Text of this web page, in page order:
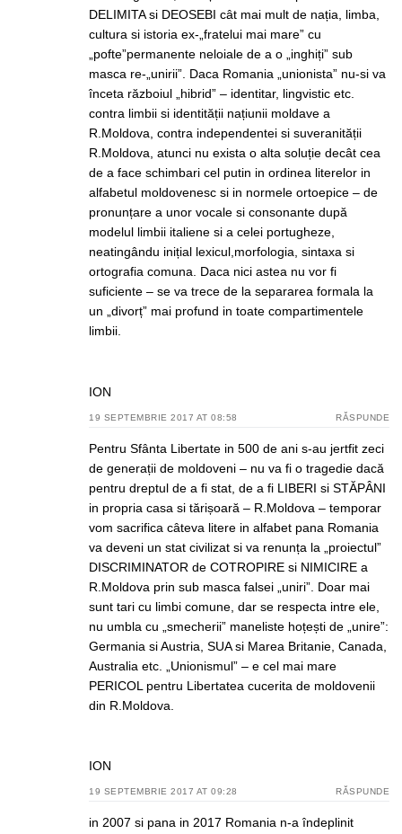
DELIMITA si DEOSEBI cât mai mult de nația, limba,
cultura si istoria ex-„fratelui mai mare” cu
„pofte”permanente neloiale de a o „inghiți” sub
masca re-„unirii”. Daca Romania „unionista” nu-si va
înceta războiul „hibrid” – identitar, lingvistic etc.
contra limbii si identității națiunii moldave a
R.Moldova, contra independentei si suveranității
R.Moldova, atunci nu exista o alta soluție decât cea
de a face schimbari cel putin in ordinea literelor in
alfabetul moldovenesc si in normele ortoepice – de
pronunțare a unor vocale si consonante după
modelul limbii italiene si a celei portugheze,
neatingându inițial lexicul,morfologia, sintaxa si
ortografia comuna. Daca nici astea nu vor fi
suficiente – se va trece de la separarea formala la
un „divorț” mai profund in toate compartimentele
limbii.
ION
19 SEPTEMBRIE 2017 AT 08:58 RĂSPUNDE
Pentru Sfânta Libertate in 500 de ani s-au jertfit zeci
de generații de moldoveni – nu va fi o tragedie dacă
pentru dreptul de a fi stat, de a fi LIBERI si STĂPÂNI
in propria casa si tărișoară – R.Moldova – temporar
vom sacrifica câteva litere in alfabet pana Romania
va deveni un stat civilizat si va renunța la „proiectul”
DISCRIMINATOR de COTROPIRE si NIMICIRE a
R.Moldova prin sub masca falsei „uniri”. Doar mai
sunt tari cu limbi comune, dar se respecta intre ele,
nu umbla cu „smecherii” maneliste hoțești de „unire”:
Germania si Austria, SUA si Marea Britanie, Canada,
Australia etc. „Unionismul” – e cel mai mare
PERICOL pentru Libertatea cucerita de moldovenii
din R.Moldova.
ION
19 SEPTEMBRIE 2017 AT 09:28 RĂSPUNDE
in 2007 si pana in 2017 Romania n-a îndeplinit